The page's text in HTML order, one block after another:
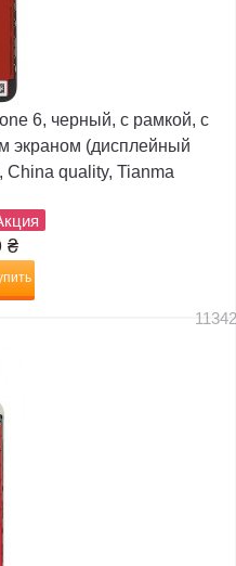
6, черный, с рамкой, с
экраном (дисплейный
China quality, Tianma
₴